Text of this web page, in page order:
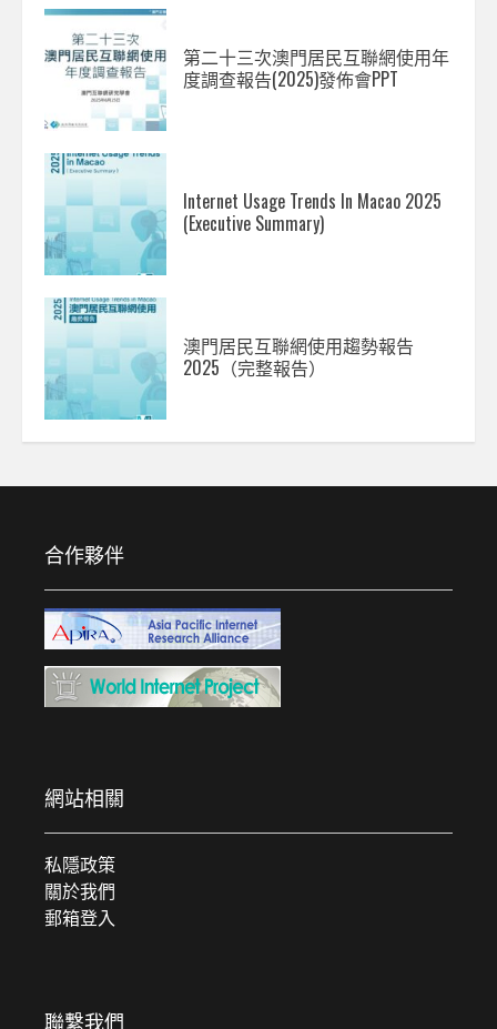
第二十三次澳門居民互聯網使用年
度調查報告(2025)發佈會PPT
Internet Usage Trends In Macao 2025
(Executive Summary)
澳門居民互聯網使用趨勢報告
2025（完整報告）
合作夥伴
網站相關
私隱政策
關於我們
郵箱登入
聯繫我們